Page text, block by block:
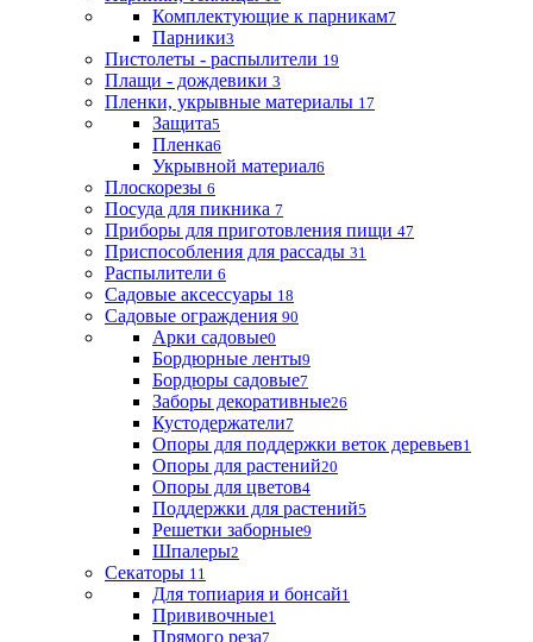
Комплектующие к парникам7
Парники3
Пистолеты - распылители 19
Плащи - дождевики 3
Пленки, укрывные материалы 17
Защита5
Пленка6
Укрывной материал6
Плоскорезы 6
Посуда для пикника 7
Приборы для приготовления пищи 47
Приспособления для рассады 31
Распылители 6
Садовые аксессуары 18
Садовые ограждения 90
Арки садовые0
Бордюрные ленты9
Бордюры садовые7
Заборы декоративные26
Кустодержатели7
Опоры для поддержки веток деревьев1
Опоры для растений20
Опоры для цветов4
Поддержки для растений5
Решетки заборные9
Шпалеры2
Секаторы 11
Для топиария и бонсай1
Прививочные1
Прямого реза7